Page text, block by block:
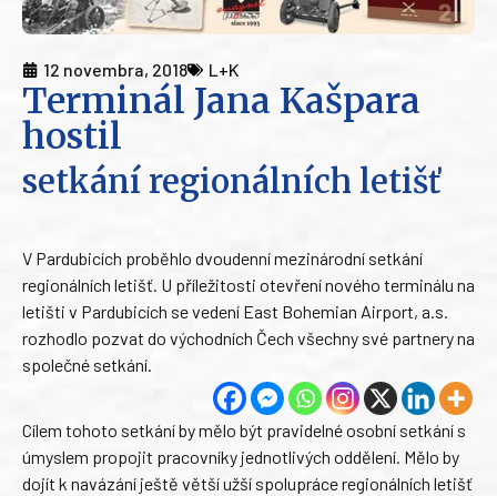
12 novembra, 2018 L+K
Terminál Jana Kašpara
hostil
setkání regionálních letišť
V Pardubicích proběhlo dvoudenní mezinárodní setkání
regionálních letišť. U příležitosti otevření nového terminálu na
letišti v Pardubicích se vedení East Bohemian Airport, a.s.
rozhodlo pozvat do východních Čech všechny své partnery na
společné setkání.
Cílem tohoto setkání by mělo být pravidelné osobní setkání s
úmyslem propojit pracovníky jednotlivých oddělení. Mělo by
dojít k navázání ještě větší užší spolupráce regionálních letišť